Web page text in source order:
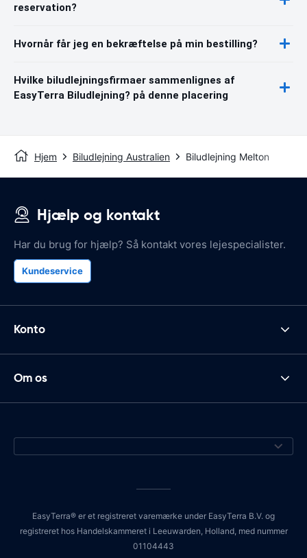
reservation?
Hvornår får jeg en bekræftelse på min bestilling?
Hvilke biludlejningsfirmaer sammenlignes af
EasyTerra Biludlejning? på denne placering
Hjem Biludlejning Australien Biludlejning Melton
Hjælp og kontakt
Har du brug for hjælp? Så kontakt vores lejespecialister.
Kundeservice
Konto
Om os
EasyTerra® er et registreret varemærke under EasyTerra B.V. og
registreret hos Handelskammeret i Leeuwarden, Holland, med nummer
01104443